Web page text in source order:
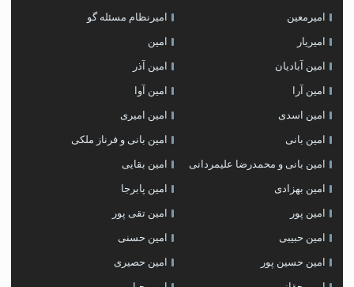
امیرمعین امیرنظام مسئله گو
امیریار امین
امین آبادیان امین آذر
امین آرا امین آوا
امین اسدی امین امیری
امین بانی امین بانی و فرناز ملکی
امین بانی و محمدرضا علیمردانی امین بقایی
امین بهزادی امین پابرجا
امین پور امین تقی پور
امین حبیبی امین حسنی
امین حسین پور امین حصیری